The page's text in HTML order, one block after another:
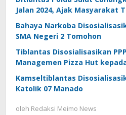
Jalan 2024, Ajak Masyarakat
Bahaya Narkoba
SMA Negeri 2 Tomohon
Tiblantas Disosialisasikan
Managemen Pizza Hut
Kamseltiblantas
Katolik 07 Manado
oleh Redaksi Meimo News